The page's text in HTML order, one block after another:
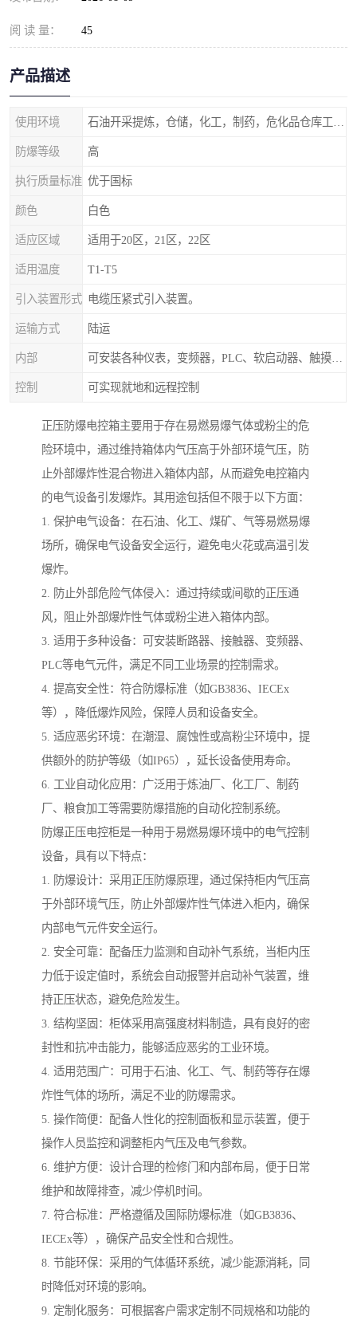
阅 读 量： 45
产品描述
使用环境
防爆等级 高
执行质量标准 优于国标
颜色 白色
适应区域 适用于20区，21区，22区
适用温度 T1-T5
引入装置形式 电缆压紧式引入装置。
运输方式 陆运
内部
控制 可实现就地和远程控制
正压防爆电控箱主要用于存在易燃易爆气体或粉尘的危
险环境中，通过维持箱体内气压高于外部环境气压，防
止外部爆炸性混合物进入箱体内部，从而避免电控箱内
的电气设备引发爆炸。其用途包括但不限于以下方面：
1. 保护电气设备：在石油、化工、煤矿、气等易燃易爆
场所，确保电气设备安全运行，避免电火花或高温引发
爆炸。
2. 防止外部危险气体侵入：通过持续或间歇的正压通
风，阻止外部爆炸性气体或粉尘进入箱体内部。
3. 适用于多种设备：可安装断路器、接触器、变频器、
PLC等电气元件，满足不同工业场景的控制需求。
4. 提高安全性：符合防爆标准（如GB3836、IECEx
等），降低爆炸风险，保障人员和设备安全。
5. 适应恶劣环境：在潮湿、腐蚀性或高粉尘环境中，提
供额外的防护等级（如IP65），延长设备使用寿命。
6. 工业自动化应用：广泛用于炼油厂、化工厂、制药
厂、粮食加工等需要防爆措施的自动化控制系统。
防爆正压电控柜是一种用于易燃易爆环境中的电气控制
设备，具有以下特点：
1. 防爆设计：采用正压防爆原理，通过保持柜内气压高
于外部环境气压，防止外部爆炸性气体进入柜内，确保
内部电气元件安全运行。
2. 安全可靠：配备压力监测和自动补气系统，当柜内压
力低于设定值时，系统会自动报警并启动补气装置，维
持正压状态，避免危险发生。
3. 结构坚固：柜体采用高强度材料制造，具有良好的密
封性和抗冲击能力，能够适应恶劣的工业环境。
4. 适用范围广：可用于石油、化工、气、制药等存在爆
炸性气体的场所，满足不业的防爆需求。
5. 操作简便：配备人性化的控制面板和显示装置，便于
操作人员监控和调整柜内气压及电气参数。
6. 维护方便：设计合理的检修门和内部布局，便于日常
维护和故障排查，减少停机时间。
7. 符合标准：严格遵循及国际防爆标准（如GB3836、
IECEx等），确保产品安全性和合规性。
8. 节能环保：采用的气体循环系统，减少能源消耗，同
时降低对环境的影响。
9. 定制化服务：可根据客户需求定制不同规格和功能的